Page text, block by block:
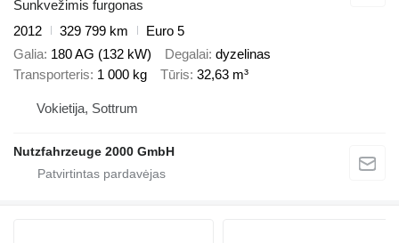
Sunkvežimis furgonas
2012
329 799 km
Euro 5
Galia 180 AG (132 kW) Degalai dyzelinas
Transporteris 1 000 kg Tūris 32,63 m³
Vokietija, Sottrum
Nutzfahrzeuge 2000 GmbH